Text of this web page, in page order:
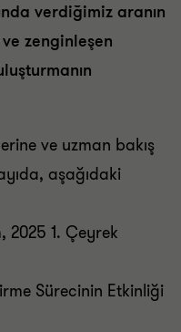
verdiğimiz aranın
zenginleşen
ve uzman bakış
aşağıdaki
2025 1. Çeyrek
Sürecinin Etkinliği